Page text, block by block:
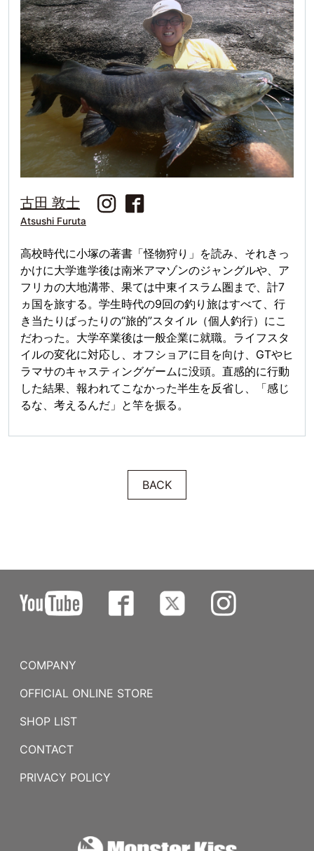
古田 敦士
Atsushi Furuta
高校時代に小塚の著書「怪物狩り」を読み、それきっ
かけに大学進学後は南米アマゾンのジャングルや、ア
フリカの大地溝帯、果ては中東イスラム圏まで、計7
ヵ国を旅する。学生時代の9回の釣り旅はすべて、行
き当たりばったりの“旅的”スタイル（個人釣行）にこ
だわった。大学卒業後は一般企業に就職。ライフスタ
イルの変化に対応し、オフショアに目を向け、GTやヒ
ラマサのキャスティングゲームに没頭。直感的に行動
した結果、報われてこなかった半生を反省し、「感じ
るな、考えるんだ」と竿を振る。
BACK
COMPANY
OFFICIAL ONLINE STORE
SHOP LIST
CONTACT
PRIVACY POLICY